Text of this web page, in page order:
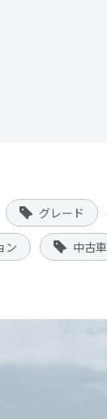
グレード
ン 中古車